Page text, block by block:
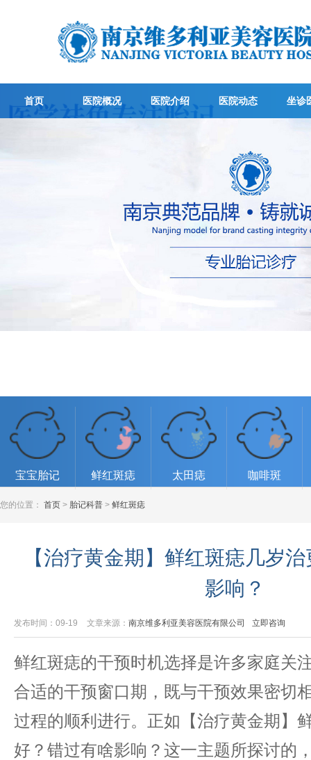
首页 医院概况 医院介绍 医院动态 坐诊
宝宝胎记 鲜红斑痣 太田痣 咖啡斑
您的位置： 首页 > 胎记科普 > 鲜红斑痣
【治疗黄金期】鲜红斑痣几岁
影响？
发布时间：09-19 文章来源： 南京维多利亚美容医院有限公司 立即咨询
鲜红斑痣的干预时机选择是许多家庭关
合适的干预窗口期，既与干预效果密切
过程的顺利进行。正如【治疗黄金期】
好？错过有啥影响？这一主题所探讨的